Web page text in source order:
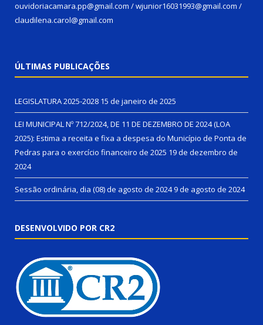
ouvidoriacamara.pp@gmail.com / wjunior16031993@gmail.com /
claudilena.carol@gmail.com
ÚLTIMAS PUBLICAÇÕES
LEGISLATURA 2025-2028 15 de janeiro de 2025
LEI MUNICIPAL Nº 712/2024, DE 11 DE DEZEMBRO DE 2024 (LOA
2025): Estima a receita e fixa a despesa do Município de Ponta de
Pedras para o exercício financeiro de 2025 19 de dezembro de
2024
Sessão ordinária, dia (08) de agosto de 20249 de agosto de 2024
DESENVOLVIDO POR CR2